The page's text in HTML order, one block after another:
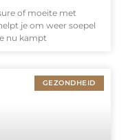
of moeite met
je om weer soepel
nu kampt
GEZONDHEID